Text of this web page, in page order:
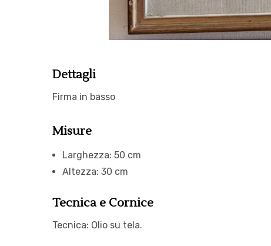
Dettagli
Firma in basso
Misure
Larghezza: 50 cm
Altezza: 30 cm
Tecnica e Cornice
Tecnica: Olio su tela.